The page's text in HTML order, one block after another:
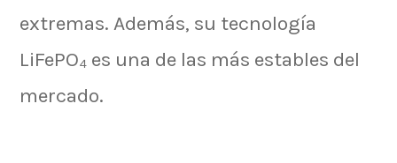
extremas. Además, su tecnología
LiFePO₄ es una de las más estables del
mercado.